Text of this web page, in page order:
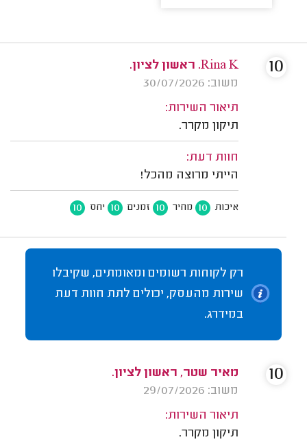
Rina K. ראשון לציון.
משוב: 30/07/2026
תיאור השירות:
תיקון מקרר.
חוות דעת:
הייתי מרוצה מהכל!
איכות 10 מחיר 10 זמנים 10 יחס 10
10
רק לקוחות רשומים ומאומתים, שקיבלו
שירות מהעסק, יכולים לתת חוות דעת
במידרג.
מאיר שטר, ראשון לציון.
משוב: 29/07/2026
תיאור השירות:
תיקון מקרר.
10